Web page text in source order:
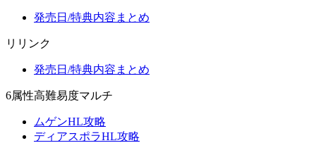
発売日/特典内容まとめ
リリンク
発売日/特典内容まとめ
6属性高難易度マルチ
ムゲンHL攻略
ディアスポラHL攻略